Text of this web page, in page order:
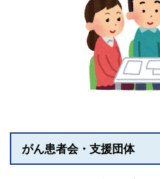
がん患者会・支援団体